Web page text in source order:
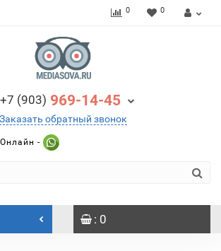
0 0
+7 (903) 969-14-45
Заказать обратный звонок
Онлайн -
: 0